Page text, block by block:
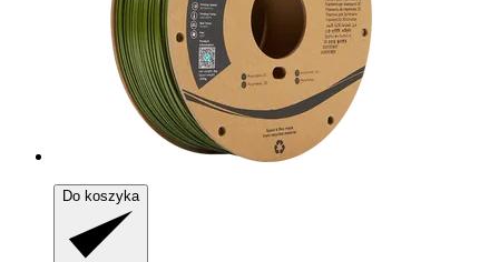
Do koszyka